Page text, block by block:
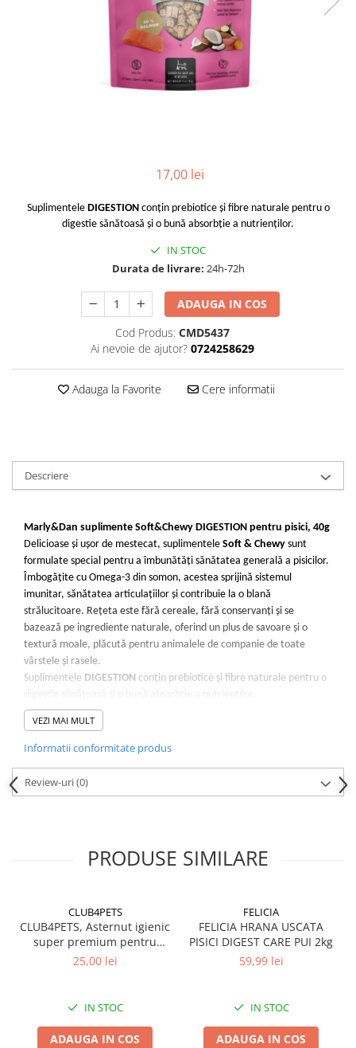
17,00 lei
Suplimentele DIGESTIONconțin prebiotice și fibre naturale pentru o
digestie sănătoasă și o bună absorbție a nutrienților.
IN STOC
Durata de livrare: 24h-72h
ADAUGA IN COS
Cod Produs: CMD5437
Ai nevoie de ajutor? 0724258629
Adauga la Favorite Cere informatii
Descriere
Marly&Dan suplimente Soft&Chewy DIGESTION pentru pisici, 40g
Delicioase și ușor de mestecat, suplimentele Soft & Chewy sunt
formulate special pentru a îmbunătăți sănătatea generală a pisicilor.
Îmbogățite cu Omega-3 din somon, acestea sprijină sistemul
imunitar, sănătatea articulațiilor și contribuie la o blană
strălucitoare. Rețeta este fără cereale, fără conservanți și se
bazează pe ingrediente naturale, oferind un plus de savoare și o
textură moale, plăcută pentru animalele de companie de toate
vârstele și rasele.
Suplimentele DIGESTION conțin prebiotice și fibre naturale pentru o
digestie sănătoasă și o bună absorbție a nutrienților.
Ingrediente: somon (48,2%), cocos (26,35%), făină de cartof dulce
(16,6%), glicerină, ulei de rapiță, cidru de mere, ghimbir, extract de
Yucca Shidigera.
Cantitate recomandată: 4-6 bucați/zi.
A se pune la dispoziție un bol cu apă proaspată.
A se păstra în locuri uscate și răcoroase.
VEZI MAI MULT
Informatii conformitate produs
Review-uri(0)
PRODUSE SIMILARE
CLUB4PETS
CLUB4PETS, Asternut igienic
super premium pentru
pisici, Active Carbon, 5L
25,00 lei
IN STOC
ADAUGA IN COS
FELICIA
FELICIA HRANA USCATA
PISICI DIGEST CARE PUI 2kg
59,99 lei
IN STOC
ADAUGA IN COS